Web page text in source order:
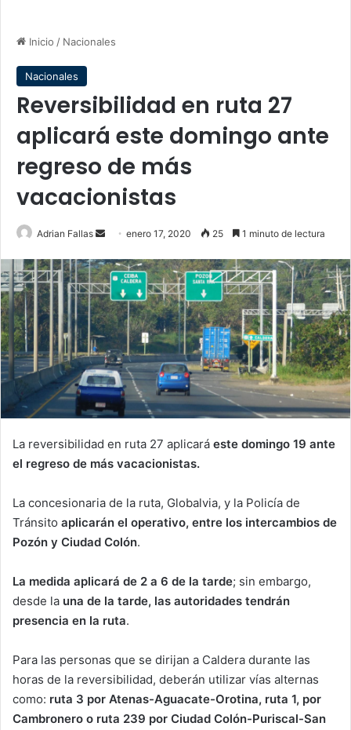
Inicio / Nacionales
Nacionales
Reversibilidad en ruta 27
aplicará este domingo ante
regreso de más
vacacionistas
Adrian Fallas
Send
email
enero 17, 2020 25 1 minuto de lectura
La reversibilidad en ruta 27 aplicará este domingo 19 ante
el regreso de más vacacionistas.
La concesionaria de la ruta, Globalvia, y la Policía de
Tránsito aplicarán el operativo, entre los intercambios de
Pozón y Ciudad Colón.
La medida aplicará de 2 a 6 de la tarde; sin embargo,
desde la una de la tarde, las autoridades tendrán
presencia en la ruta.
Para las personas que se dirijan a Caldera durante las
horas de la reversibilidad, deberán utilizar vías alternas
como: ruta 3 por Atenas-Aguacate-Orotina, ruta 1, por
Cambronero o ruta 239 por Ciudad Colón-Puriscal-San